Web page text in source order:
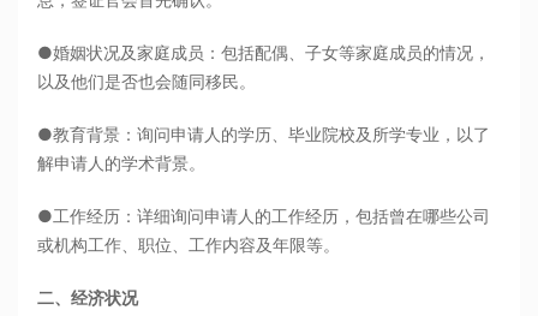
●婚姻状况及家庭成员：包括配偶、子女等家庭成员的情况，
以及他们是否也会随同移民。
●教育背景：询问申请人的学历、毕业院校及所学专业，以了
解申请人的学术背景。
●工作经历：详细询问申请人的工作经历，包括曾在哪些公司
或机构工作、职位、工作内容及年限等。
二、经济状况